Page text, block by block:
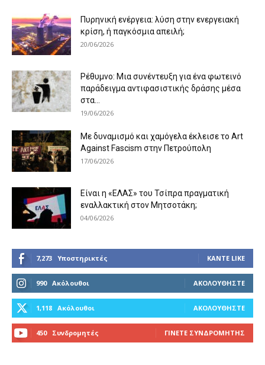
Πυρηνική ενέργεια: λύση στην ενεργειακή
κρίση, ή παγκόσμια απειλή;
20/06/2026
Ρέθυμνο: Μια συνέντευξη για ένα φωτεινό
παράδειγμα αντιφασιστικής δράσης μέσα
στα...
19/06/2026
Με δυναμισμό και χαμόγελα έκλεισε το Art
Against Fascism στην Πετρούπολη
17/06/2026
Είναι η «ΕΛΑΣ» του Τσίπρα πραγματική
εναλλακτική στον Μητσοτάκη;
04/06/2026
7,273 Υποστηρικτές ΚΆΝΤΕ LIKE
990 Ακόλουθοι ΑΚΟΛΟΥΘΉΣΤΕ
1,118 Ακόλουθοι ΑΚΟΛΟΥΘΉΣΤΕ
450 Συνδρομητές ΓΊΝΕΤΕ ΣΥΝΔΡΟΜΗΤΉΣ